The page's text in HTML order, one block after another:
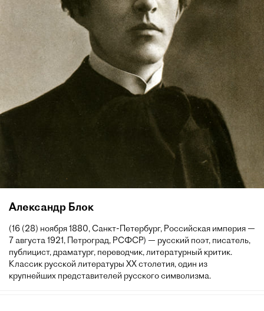
Александр Блок
(16 (28) ноября 1880, Санкт-Петербург, Российская империя —
7 августа 1921, Петроград, РСФСР) — русский поэт, писатель,
публицист, драматург, переводчик, литературный критик.
Классик русской литературы XX столетия, один из
крупнейших представителей русского символизма.